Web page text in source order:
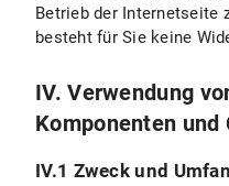
Betrieb der Internetseite
besteht für Sie keine
IV. Verwendung
Komponenten und
IV.1 Zweck und